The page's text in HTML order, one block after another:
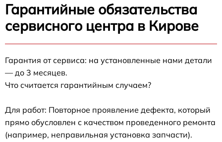
Гарантийные обязательства
сервисного центра в Кирове
Гарантия от сервиса: на установленные нами детали
— до 3 месяцев.
Что считается гарантийным случаем?
Для работ: Повторное проявление дефекта, который
прямо обусловлен с качеством проведенного ремонта
(например, неправильная установка запчасти).